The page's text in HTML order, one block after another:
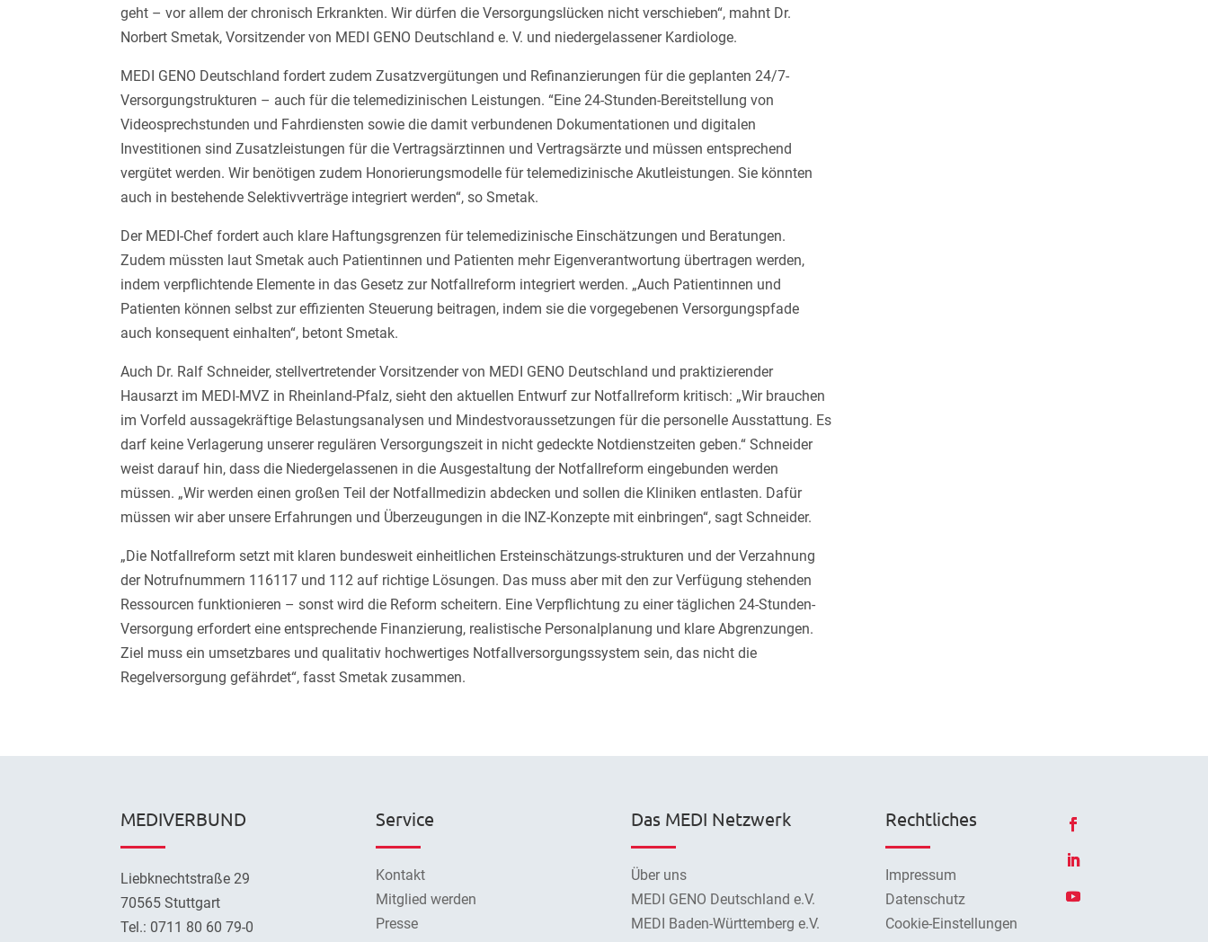
geht – vor allem der chronisch Erkrankten. Wir dürfen die Versorgungslücken nicht verschieben“, mahnt Dr.
Norbert Smetak, Vorsitzender von MEDI GENO Deutschland e. V. und niedergelassener Kardiologe.
MEDI GENO Deutschland fordert zudem Zusatzvergütungen und Refinanzierungen für die geplanten 24/7-
Versorgungstrukturen – auch für die telemedizinischen Leistungen. “Eine 24-Stunden-Bereitstellung von
Videosprechstunden und Fahrdiensten sowie die damit verbundenen Dokumentationen und digitalen
Investitionen sind Zusatzleistungen für die Vertragsärztinnen und Vertragsärzte und müssen entsprechend
vergütet werden. Wir benötigen zudem Honorierungsmodelle für telemedizinische Akutleistungen. Sie könnten
auch in bestehende Selektivverträge integriert werden“, so Smetak.
Der MEDI-Chef fordert auch klare Haftungsgrenzen für telemedizinische Einschätzungen und Beratungen.
Zudem müssten laut Smetak auch Patientinnen und Patienten mehr Eigenverantwortung übertragen werden,
indem verpflichtende Elemente in das Gesetz zur Notfallreform integriert werden. „Auch Patientinnen und
Patienten können selbst zur effizienten Steuerung beitragen, indem sie die vorgegebenen Versorgungspfade
auch konsequent einhalten“, betont Smetak.
Auch Dr. Ralf Schneider, stellvertretender Vorsitzender von MEDI GENO Deutschland und praktizierender
Hausarzt im MEDI-MVZ in Rheinland-Pfalz, sieht den aktuellen Entwurf zur Notfallreform kritisch: „Wir brauchen
im Vorfeld aussagekräftige Belastungsanalysen und Mindestvoraussetzungen für die personelle Ausstattung. Es
darf keine Verlagerung unserer regulären Versorgungszeit in nicht gedeckte Notdienstzeiten geben.“ Schneider
weist darauf hin, dass die Niedergelassenen in die Ausgestaltung der Notfallreform eingebunden werden
müssen. „Wir werden einen großen Teil der Notfallmedizin abdecken und sollen die Kliniken entlasten. Dafür
müssen wir aber unsere Erfahrungen und Überzeugungen in die INZ-Konzepte mit einbringen“, sagt Schneider.
„Die Notfallreform setzt mit klaren bundesweit einheitlichen Ersteinschätzungs-strukturen und der Verzahnung
der Notrufnummern 116117 und 112 auf richtige Lösungen. Das muss aber mit den zur Verfügung stehenden
Ressourcen funktionieren – sonst wird die Reform scheitern. Eine Verpflichtung zu einer täglichen 24-Stunden-
Versorgung erfordert eine entsprechende Finanzierung, realistische Personalplanung und klare Abgrenzungen.
Ziel muss ein umsetzbares und qualitativ hochwertiges Notfallversorgungssystem sein, das nicht die
Regelversorgung gefährdet“, fasst Smetak zusammen.
MEDIVERBUND
Liebknechtstraße 29
70565 Stuttgart
Tel.: 0711 80 60 79-0
Service
Kontakt
Mitglied werden
Presse
Das MEDI Netzwerk
Über uns
MEDI GENO Deutschland e.V.
MEDI Baden-Württemberg e.V.
Rechtliches
Impressum
Datenschutz
Cookie-Einstellungen